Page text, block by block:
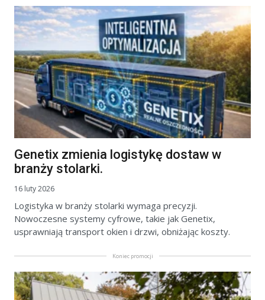
Genetix zmienia logistykę dostaw w
branży stolarki.
16 luty 2026
Logistyka w branży stolarki wymaga precyzji.
Nowoczesne systemy cyfrowe, takie jak Genetix,
usprawniają transport okien i drzwi, obniżając koszty.
Koniec promocji